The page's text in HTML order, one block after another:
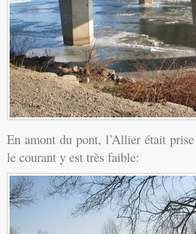
En amont du pont, l’Allier était
le courant y est très faible: